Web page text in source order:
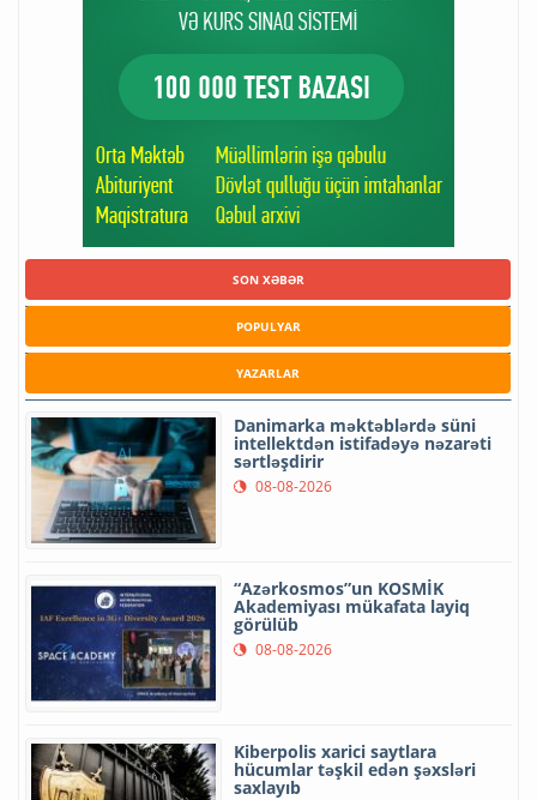
SON XƏBƏR
POPULYAR
YAZARLAR
Danimarka məktəblərdə süni
intellektdən istifadəyə nəzarəti
sərtləşdirir
08-08-2026
“Azərkosmos”un KOSMİK
Akademiyası mükafata layiq
görülüb
08-08-2026
Kiberpolis xarici saytlara
hücumlar təşkil edən şəxsləri
saxlayıb